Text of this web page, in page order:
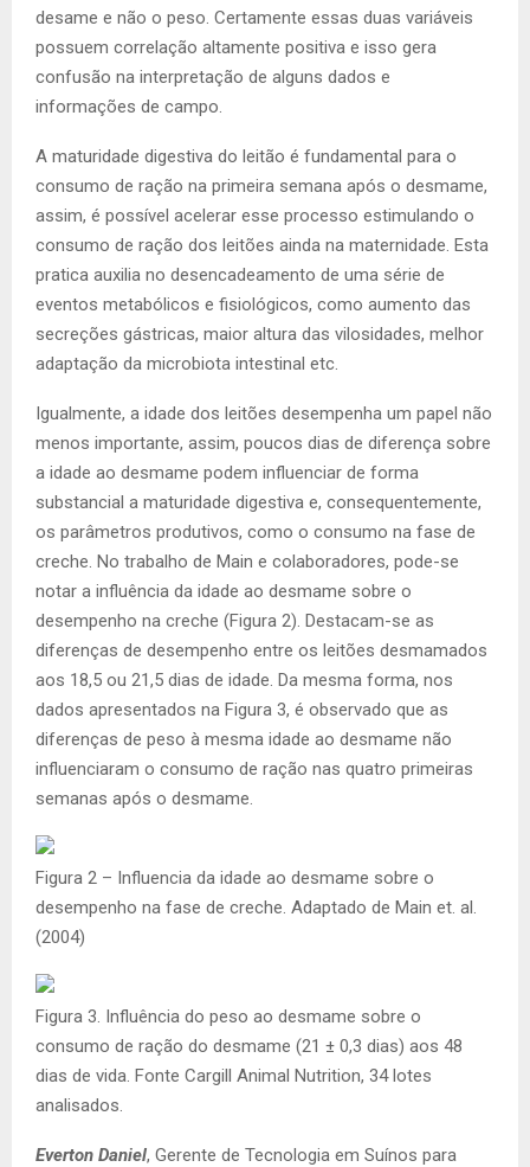
desame e não o peso. Certamente essas duas variáveis
possuem correlação altamente positiva e isso gera
confusão na interpretação de alguns dados e
informações de campo.
A maturidade digestiva do leitão é fundamental para o
consumo de ração na primeira semana após o desmame,
assim, é possível acelerar esse processo estimulando o
consumo de ração dos leitões ainda na maternidade. Esta
pratica auxilia no desencadeamento de uma série de
eventos metabólicos e fisiológicos, como aumento das
secreções gástricas, maior altura das vilosidades, melhor
adaptação da microbiota intestinal etc.
Igualmente, a idade dos leitões desempenha um papel não
menos importante, assim, poucos dias de diferença sobre
a idade ao desmame podem influenciar de forma
substancial a maturidade digestiva e, consequentemente,
os parâmetros produtivos, como o consumo na fase de
creche. No trabalho de Main e colaboradores, pode-se
notar a influência da idade ao desmame sobre o
desempenho na creche (Figura 2). Destacam-se as
diferenças de desempenho entre os leitões desmamados
aos 18,5 ou 21,5 dias de idade. Da mesma forma, nos
dados apresentados na Figura 3, é observado que as
diferenças de peso à mesma idade ao desmame não
influenciaram o consumo de ração nas quatro primeiras
semanas após o desmame.
Figura 2 – Influencia da idade ao desmame sobre o
desempenho na fase de creche. Adaptado de Main et. al.
(2004)
Figura 3. Influência do peso ao desmame sobre o
consumo de ração do desmame (21 ± 0,3 dias) aos 48
dias de vida. Fonte Cargill Animal Nutrition, 34 lotes
analisados.
Everton Daniel, Gerente de Tecnologia em Suínos para